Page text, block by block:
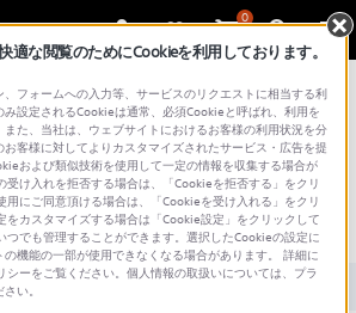
0
・お問い合わせ プロフェッショナル／業務用
ド 取扱説明書 Q&A
適な閲覧のためにCookieを利用しております。
フォームへの入力等、サービスのリクエストに相当する利
設定されるCookieは通常、必須Cookieと呼ばれ、利用を
た、当社は、ウェブサイトにおけるお客様の利用状況を分
客様に対してよりカスタマイズされたサービス・広告を提
および類似技術を使用して一定の情報を収集する場合が
け入れを拒否する場合は、「Cookieを拒否する」をクリ
用にご同意頂ける場合は、「Cookieを受け入れる」をクリ
をカスタマイズする場合は「Cookie設定」をクリックして
つでも管理することができます。選択したCookieの設定に
機能の一部が使用できなくなる場合があります。 詳細に
ーをご覧ください。個人情報の取扱いについては、プラ
い。